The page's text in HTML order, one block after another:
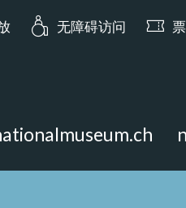
明日 10:00 开放
无障碍访问